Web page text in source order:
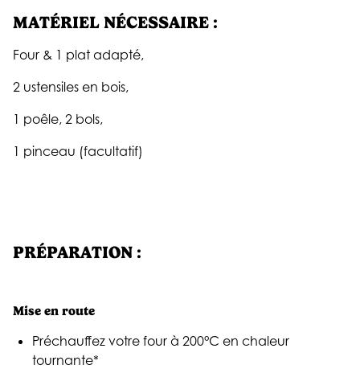
MATÉRIEL NÉCESSAIRE :
Four & 1 plat adapté,
2 ustensiles en bois,
1 poêle, 2 bols,
1 pinceau (facultatif)
PRÉPARATION :
Mise en route
Préchauffez votre four à 200°C en chaleur
tournante*